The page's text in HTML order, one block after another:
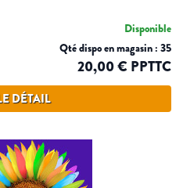
Disponible
Qté dispo en magasin : 35
20,00 € PPTTC
DÉTAIL